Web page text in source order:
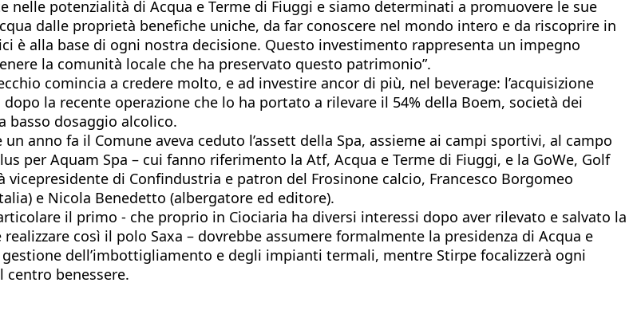
nelle potenzialità di Acqua e Terme di Fiuggi e siamo determinati a promuovere le sue
dalle proprietà benefiche uniche, da far conoscere nel mondo intero e da riscoprire in
alla base di ogni nostra decisione. Questo investimento rappresenta un impegno
la comunità locale che ha preservato questo patrimonio”.
comincia a credere molto, e ad investire ancor di più, nel beverage: l’acquisizione
la recente operazione che lo ha portato a rilevare il 54% della Boem, società dei
basso dosaggio alcolico.
anno fa il Comune aveva ceduto l’assett della Spa, assieme ai campi sportivi, al campo
per Aquam Spa – cui fanno riferimento la Atf, Acqua e Terme di Fiuggi, e la GoWe, Golf
di Confindustria e patron del Frosinone calcio, Francesco Borgomeo
e Nicola Benedetto (albergatore ed editore).
il primo - che proprio in Ciociaria ha diversi interessi dopo aver rilevato e salvato la
così il polo Saxa – dovrebbe assumere formalmente la presidenza di Acqua e
dell’imbottigliamento e degli impianti termali, mentre Stirpe focalizzerà ogni
benessere.